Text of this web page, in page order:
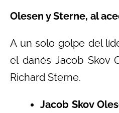
Olesen y Sterne, al
A un solo golpe del
el danés Jacob Skov
Richard Sterne.
Jacob Skov